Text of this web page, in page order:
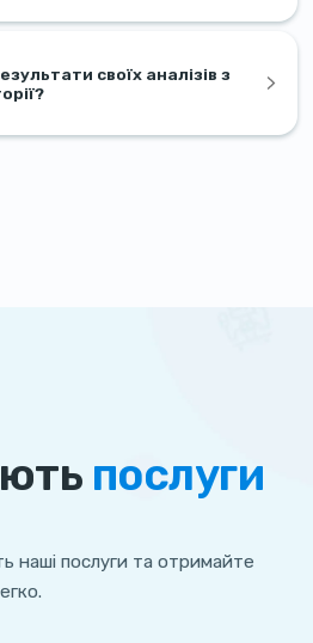
своїх аналізів з
послуги
наші послуги та отримайте